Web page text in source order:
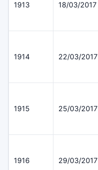
1913 18/03/2017
1914 22/03/2017
1915 25/03/2017
1916 29/03/2017